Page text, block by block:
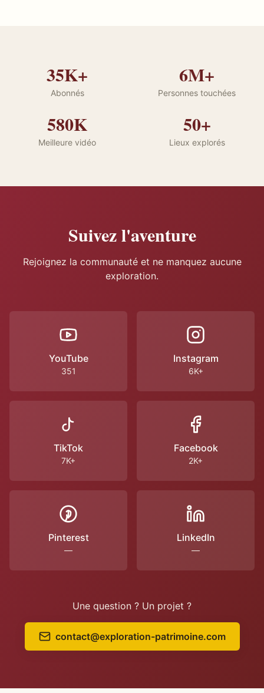
35K+
Abonnés
6M+
Personnes touchées
580K
Meilleure vidéo
50+
Lieux explorés
Suivez l'aventure
Rejoignez la communauté et ne manquez aucune
exploration.
YouTube
351
Instagram
6K+
TikTok
7K+
Facebook
2K+
Pinterest
—
LinkedIn
—
Une question ? Un projet ?
contact@exploration-patrimoine.com